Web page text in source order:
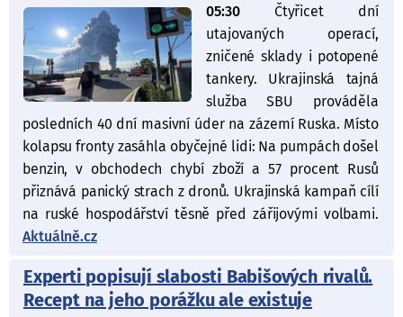
05:30Čtyřicet dní
utajovaných operací,
zničené sklady i potopené
tankery. Ukrajinská tajná
služba SBU prováděla
posledních 40 dní masivní úder na zázemí Ruska. Místo
kolapsu fronty zasáhla obyčejné lidi: Na pumpách došel
benzin, v obchodech chybí zboží a 57 procent Rusů
přiznává panický strach z dronů. Ukrajinská kampaň cílí
na ruské hospodářství těsně před zářijovými volbami.
Aktuálně.cz
Experti popisují slabosti Babišových rivalů.
Recept na jeho porážku ale existuje